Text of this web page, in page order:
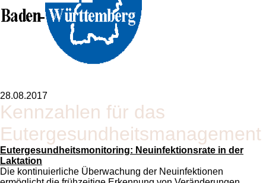
28.08.2017
Kennzahlen für das
Eutergesundheitsmanagement
Eutergesundheitsmonitoring: Neuinfektionsrate in der
Laktation
Die kontinuierliche Überwachung der Neuinfektionen